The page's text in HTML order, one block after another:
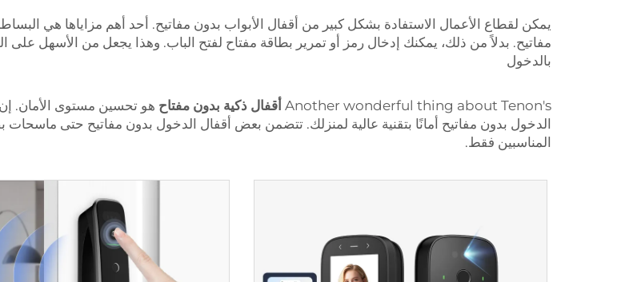
يمكن لقطاع الأعمال الاستفادة بشكل كبير من أقفال الأبواب بدون مفاتيح. أحد أهم مزاياها هي
مفاتيح. بدلاً من ذلك، يمكنك إدخال رمز أو تمرير بطاقة مفتاح لفتح الباب. وهذا يجعل من الأسهل
بالدخول
Another wonderful thing about Tenon's أقفال ذكية بدون مفتاح هو تحسين مستوى الأمان. إن
الدخول بدون مفاتيح أمانًا بتقنية عالية لمنزلك. تتضمن بعض أقفال الدخول بدون مفاتيح حتى
المناسبين فقط.